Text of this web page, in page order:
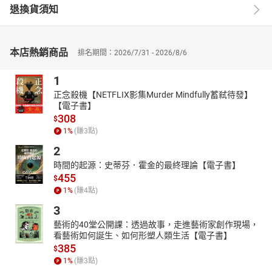
退換貨須知
本店熱銷商品 排名期間：2026/7/31 - 2026/8/6
1
正念殺機【NETFLIX影集Murder Mindfully蓄弒待發】
【電子書】
$308
1 % (賺3點)
2
時間的起源：史蒂芬．霍金的最終理論【電子書】
$455
1 % (賺4點)
3
藝術的40堂公開課：透過故事，走進藝術家創作現場，
看藝術如何誕生、如何形塑人類生活【電子書】
$385
1 % (賺3點)